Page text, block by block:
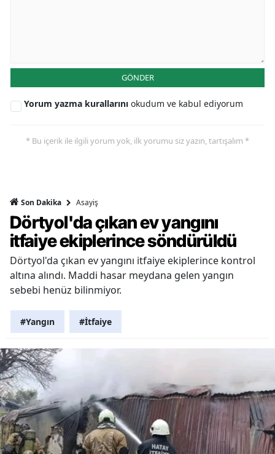
GÖNDER
Yorum yazma kurallarını okudum ve kabul ediyorum
* Bu içerik ile ilgili yorum yok, ilk yorumu siz yazın, tartışalım *
Son Dakika Asayiş
Dörtyol'da çıkan ev yangını
itfaiye ekiplerince söndürüldü
Dörtyol'da çıkan ev yangını itfaiye ekiplerince kontrol
altına alındı. Maddi hasar meydana gelen yangın
sebebi henüz bilinmiyor.
#Yangın #İtfaiye